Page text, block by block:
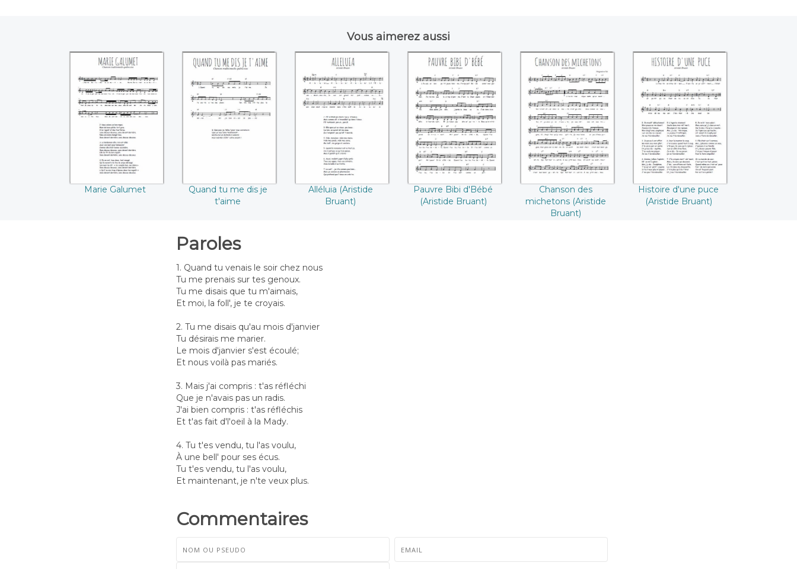
Vous aimerez aussi
Marie Galumet
Marie Galumet
Quand tu me dis je
t'aime
Quand tu me dis je
t'aime
Alléluia (Aristide
Bruant)
Alléluia (Aristide
Bruant)
Pauvre Bibi d'Bébé
(Aristide Bruant)
Pauvre Bibi d'Bébé
(Aristide Bruant)
Chanson des
michetons (Aristide
Bruant)
Chanson des
michetons (Aristide
Bruant)
Histoire d'une
puce (Aristide
Bruant)
Histoire d'une puce
(Aristide Bruant)
Paroles
1. Quand tu venais le soir chez nous
Tu me prenais sur tes genoux.
Tu me disais que tu m'aimais,
Et moi, la foll', je te croyais.
2. Tu me disais qu'au mois d'janvier
Tu désirais me marier.
Le mois d'janvier s'est écoulé;
Et nous voilà pas mariés.
3. Mais j'ai compris : t'as réfléchi
Que je n'avais pas un radis.
J'ai bien compris : t'as réfléchis
Et t'as fait d'l'oeil à la Mady.
4. Tu t'es vendu, tu l'as voulu,
À une bell' pour ses écus.
Tu t'es vendu, tu l'as voulu,
Et maintenant, je n'te veux plus.
Commentaires